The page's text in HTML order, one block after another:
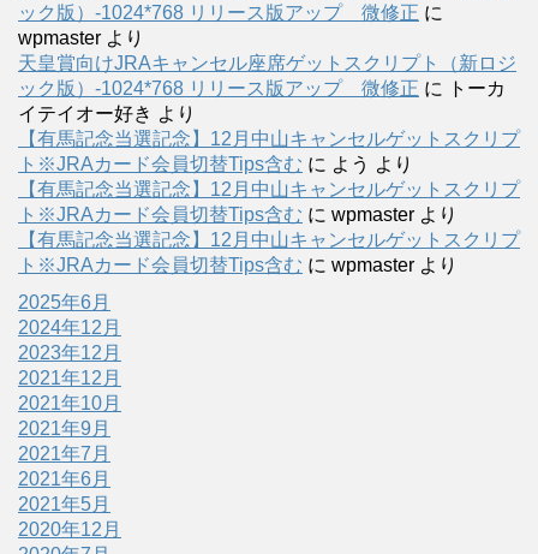
ック版）-1024*768 リリース版アップ 微修正 に
wpmaster より
天皇賞向けJRAキャンセル座席ゲットスクリプト（新ロジ
ック版）-1024*768 リリース版アップ 微修正 に
トーカ
イテイオー好き より
【有馬記念当選記念】12月中山キャンセルゲットスクリプ
ト※JRAカード会員切替Tips含む に よう より
【有馬記念当選記念】12月中山キャンセルゲットスクリプ
ト※JRAカード会員切替Tips含む に wpmaster より
【有馬記念当選記念】12月中山キャンセルゲットスクリプ
ト※JRAカード会員切替Tips含む に wpmaster より
2025年6月
2024年12月
2023年12月
2021年12月
2021年10月
2021年9月
2021年7月
2021年6月
2021年5月
2020年12月